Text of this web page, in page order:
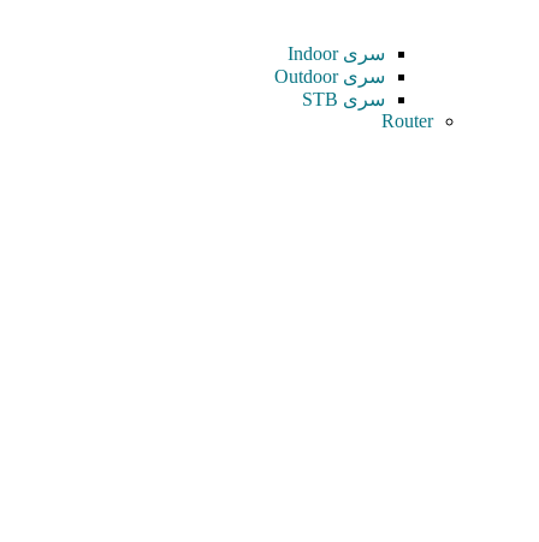
سری Indoor
سری Outdoor
سری STB
Router